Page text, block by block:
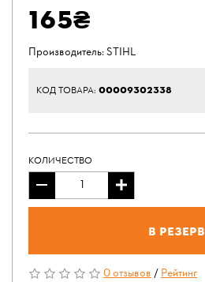
165₴
Производитель:STIHL
КОД ТОВАРА: 00009302338
КОЛИЧЕСТВО
В резерв
0 отзывов/Рейтинг